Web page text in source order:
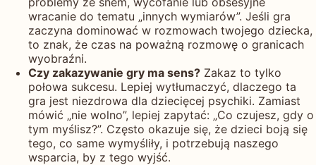
wracanie do tematu „innych wymiarów”. Jeśli gra
zaczyna dominować w rozmowach twojego dziecka,
to znak, że czas na poważną rozmowę o granicach
wyobraźni.
Czy zakazywanie gry ma sens? Zakaz to tylko
połowa sukcesu. Lepiej wytłumaczyć, dlaczego ta
gra jest niezdrowa dla dziecięcej psychiki. Zamiast
mówić „nie wolno”, lepiej zapytać: „Co czujesz, gdy o
tym myślisz?”. Często okazuje się, że dzieci boją się
tego, co same wymyśliły, i potrzebują naszego
wsparcia, by z tego wyjść.